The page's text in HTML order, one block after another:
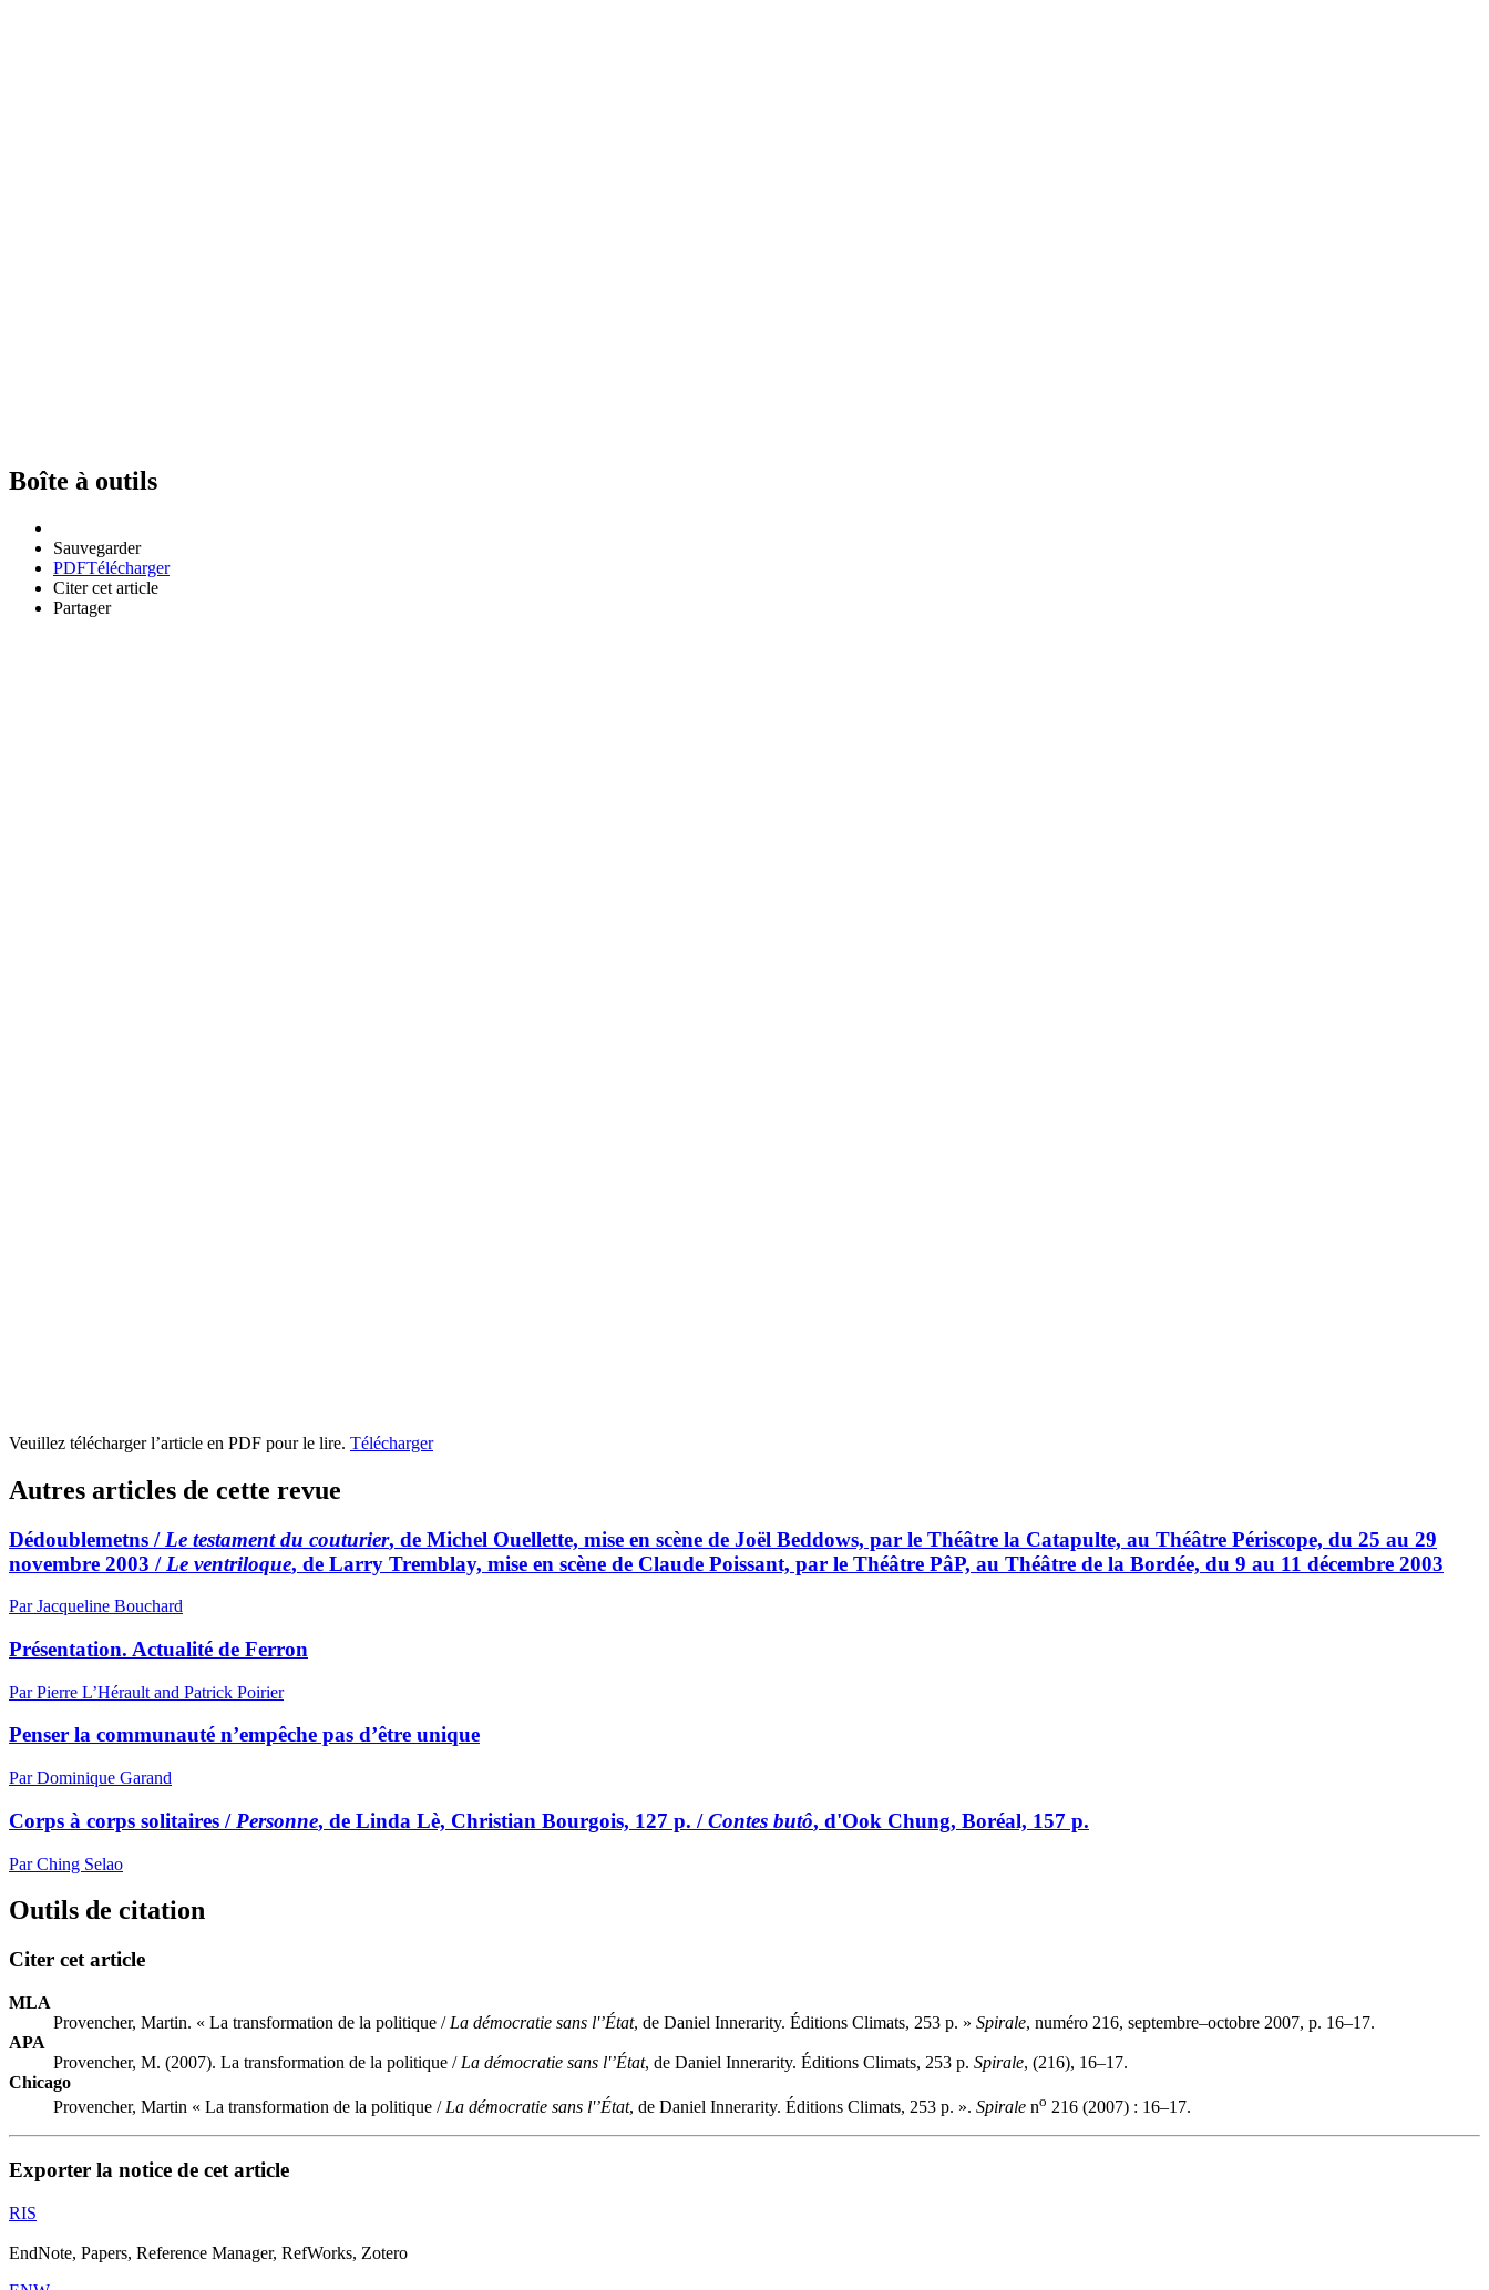
Boîte à outils
Sauvegarder
PDFTélécharger
Citer cet article
Partager
Veuillez télécharger l’article en PDF pour le lire. Télécharger
Autres articles de cette revue
Dédoublemetns / Le testament du couturier, de Michel Ouellette, mise en scène de Joël Beddows, par le Théâtre la Catapulte, au Théâtre Périscope, du 25 au 29
novembre 2003 / Le ventriloque, de Larry Tremblay, mise en scène de Claude Poissant, par le Théâtre PâP, au Théâtre de la Bordée, du 9 au 11 décembre 2003
Par Jacqueline Bouchard
Présentation. Actualité de Ferron
Par Pierre L’Hérault and Patrick Poirier
Penser la communauté n’empêche pas d’être unique
Par Dominique Garand
Corps à corps solitaires / Personne, de Linda Lè, Christian Bourgois, 127 p. /Contes butô, d'Ook Chung, Boréal, 157 p.
Par Ching Selao
Outils de citation
Citer cet article
MLA
Provencher, Martin. « La transformation de la politique / La démocratie sans l'’État, de Daniel Innerarity. Éditions Climats, 253 p. » Spirale, numéro 216, septembre–octobre 2007, p. 16–17.
APA
Provencher, M. (2007). La transformation de la politique / La démocratie sans l'’État, de Daniel Innerarity. Éditions Climats, 253 p. Spirale, (216), 16–17.
Chicago
Provencher, Martin « La transformation de la politique /La démocratie sans l'’État, de Daniel Innerarity. Éditions Climats, 253 p. ». Spirale no 216 (2007) : 16–17.
Exporter la notice de cet article
RIS
EndNote, Papers, Reference Manager, RefWorks, Zotero